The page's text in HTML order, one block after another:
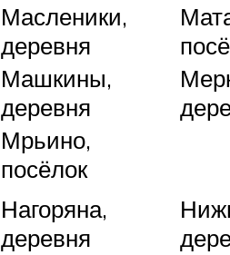
Масленики,
деревня
Машкины,
деревня
Мрьино,
посёлок
Нагоряна,
деревня